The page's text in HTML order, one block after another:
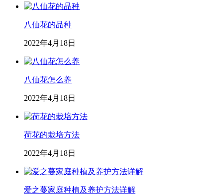
八仙花的品种
2022年4月18日
八仙花怎么养
2022年4月18日
荷花的栽培方法
2022年4月18日
爱之蔓家庭种植及养护方法详解